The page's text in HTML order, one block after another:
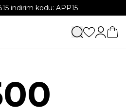
indirim kodu: APP15